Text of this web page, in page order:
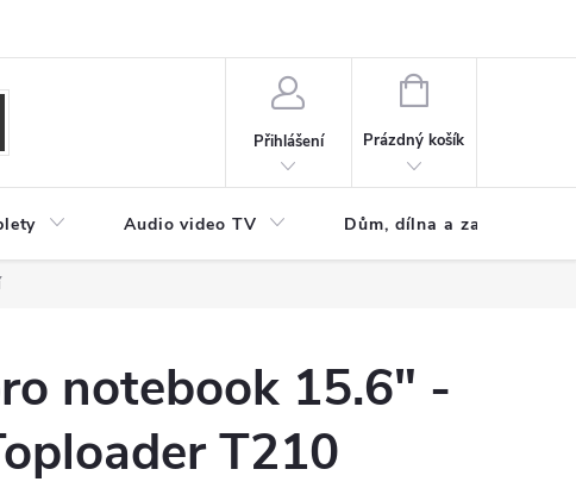
Přihlášení
NÁKUPNÍ
Prázdný košík
Audio video TV Dům, dílna a zahrada
notebook 15.6" -
T210